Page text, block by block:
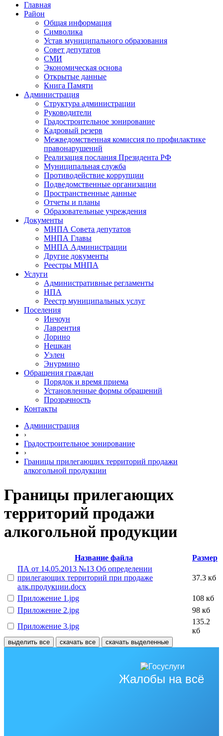
Главная
Район
Общая информация
Символика
Устав муниципального образования
Совет депутатов
СМИ
Экономическая основа
Открытые данные
Книга Памяти
Администрация
Структура администрации
Руководители
Градостроительное зонирование
Кадровый резерв
Межведомственная комиссия по профилактике
правонарушений
Реализация послания Президента РФ
Муниципальная служба
Противодействие коррупции
Подведомственные организации
Пространственные данные
Отчеты и планы
Образовательные учреждения
Документы
МНПА Совета депутатов
МНПА Главы
МНПА Администрации
Другие документы
Реестры МНПА
Услуги
Административные регламенты
НПА
Реестр муниципальных услуг
Поселения
Инчоун
Лаврентия
Лорино
Нешкан
Уэлен
Энурмино
Обращения граждан
Порядок и время приема
Установленные формы обращений
Прозрачность
Контакты
Администрация
›
Градостроительное зонирование
›
Границы прилегающих территорий продажи
алкогольной продукции
Границы прилегающих
территорий продажи
алкогольной продукции
Название файла
Размер
ПА от 14.05.2013 №13 Об определении
прилегающих территорий при продаже
алк.продукции.docx
37.3 кб
Приложение 1.jpg
108 кб
Приложение 2.jpg
98 кб
Приложение 3.jpg
135.2
кб
выделить все скачать все скачать выделенные
Жалобы на всё